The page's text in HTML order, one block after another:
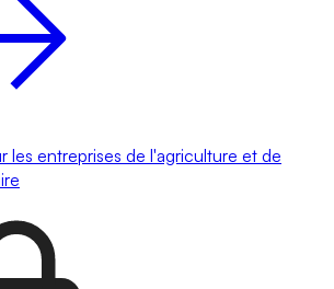
les entreprises de l'agriculture et de